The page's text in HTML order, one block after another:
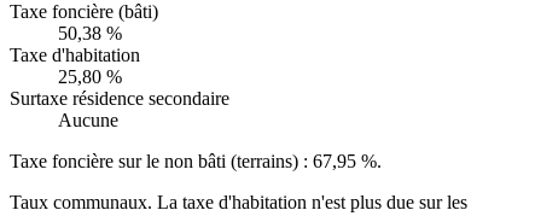
Taxe foncière (bâti)
50,38 %
Taxe d'habitation
25,80 %
Surtaxe résidence secondaire
Aucune
Taxe foncière sur le non bâti (terrains) : 67,95 %.
Taux communaux. La taxe d'habitation n'est plus due sur les